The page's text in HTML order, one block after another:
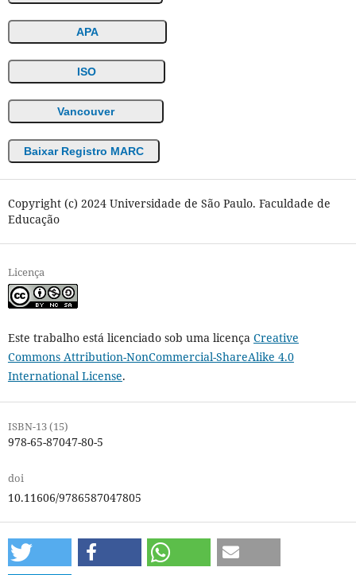
APA
ISO
Vancouver
Baixar Registro MARC
Copyright (c) 2024 Universidade de São Paulo. Faculdade de
Educação
Licença
Este trabalho está licenciado sob uma licença Creative
Commons Attribution-NonCommercial-ShareAlike 4.0
International License.
ISBN-13 (15)
978-65-87047-80-5
doi
10.11606/9786587047805